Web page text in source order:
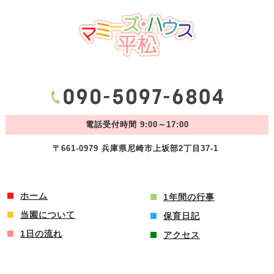
電話受付時間 9:00～17:00
〒661-0979 兵庫県尼崎市上坂部2丁目37-1
ホーム
当園について
1日の流れ
1年間の行事
保育日記
アクセス